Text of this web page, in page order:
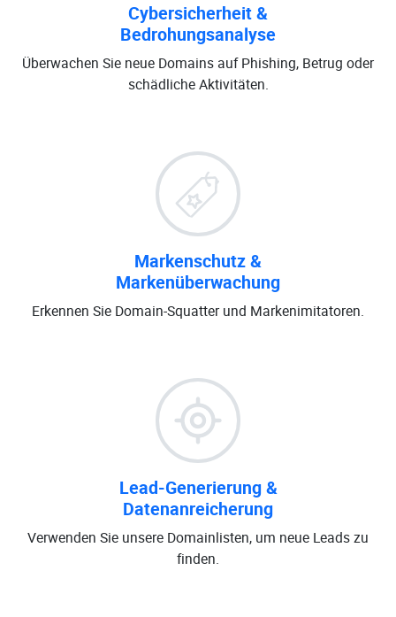
Cybersicherheit &
Bedrohungsanalyse
Überwachen Sie neue Domains auf Phishing, Betrug oder
schädliche Aktivitäten.
Markenschutz &
Markenüberwachung
Erkennen Sie Domain-Squatter und Markenimitatoren.
Lead-Generierung &
Datenanreicherung
Verwenden Sie unsere Domainlisten, um neue Leads zu
finden.